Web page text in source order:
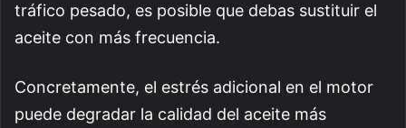
tráfico pesado, es posible que debas sustituir el
aceite con más frecuencia.
Concretamente, el estrés adicional en el motor
puede degradar la calidad del aceite más